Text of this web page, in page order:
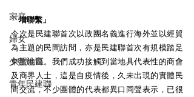
家庭
婦女
少數族裔
青年民建聯
「增聯繫」
今次是民建聯首次以政團名義進行海外並以經貿
為主題的民間訪問，亦是民建聯首次有規模踏足
東盟地區。我們成功接觸到當地具代表性的商會
及商界人士，這是自疫情後，久未出現的實體民
間交流，不少團體的代表都異口同聲表示，已很